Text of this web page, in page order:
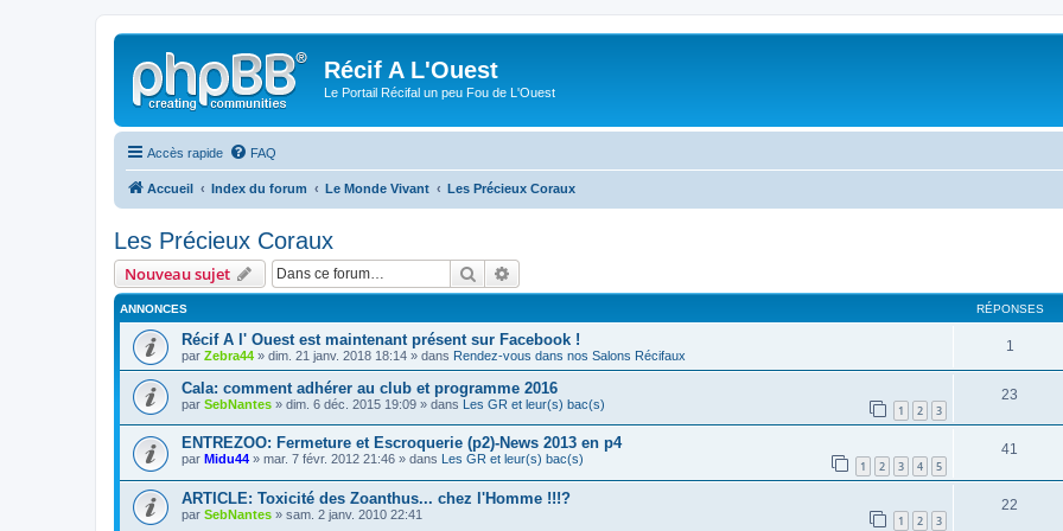
Récif A L'Ouest
Le Portail Récifal un peu Fou de L'Ouest
Accès rapide FAQ
Accueil Index du forum Le Monde Vivant Les Précieux Coraux
Les Précieux Coraux
Nouveau sujet Rechercher
ANNONCES RÉPONSES
Récif A l' Ouest est maintenant présent sur Facebook !
par Zebra44 » dim. 21 janv. 2018 18:14 » dans Rendez-vous dans nos Salons Récifaux
1
Cala: comment adhérer au club et programme 2016
par SebNantes » dim. 6 déc. 2015 19:09 » dans Les GR et leur(s) bac(s) 1 2 3
23
ENTREZOO: Fermeture et Escroquerie (p2)-News 2013 en p4
par Midu44 » mar. 7 févr. 2012 21:46 » dans Les GR et leur(s) bac(s) 1 2 3 4 5
41
ARTICLE: Toxicité des Zoanthus... chez l'Homme !!!?
par SebNantes » sam. 2 janv. 2010 22:41 1 2 3
22